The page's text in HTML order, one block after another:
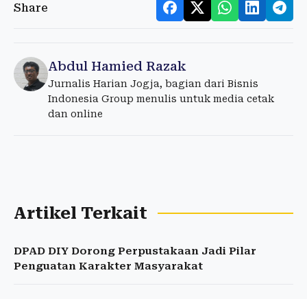
Share
Abdul Hamied Razak
Jurnalis Harian Jogja, bagian dari Bisnis
Indonesia Group menulis untuk media cetak
dan online
Artikel Terkait
DPAD DIY Dorong Perpustakaan Jadi Pilar
Penguatan Karakter Masyarakat